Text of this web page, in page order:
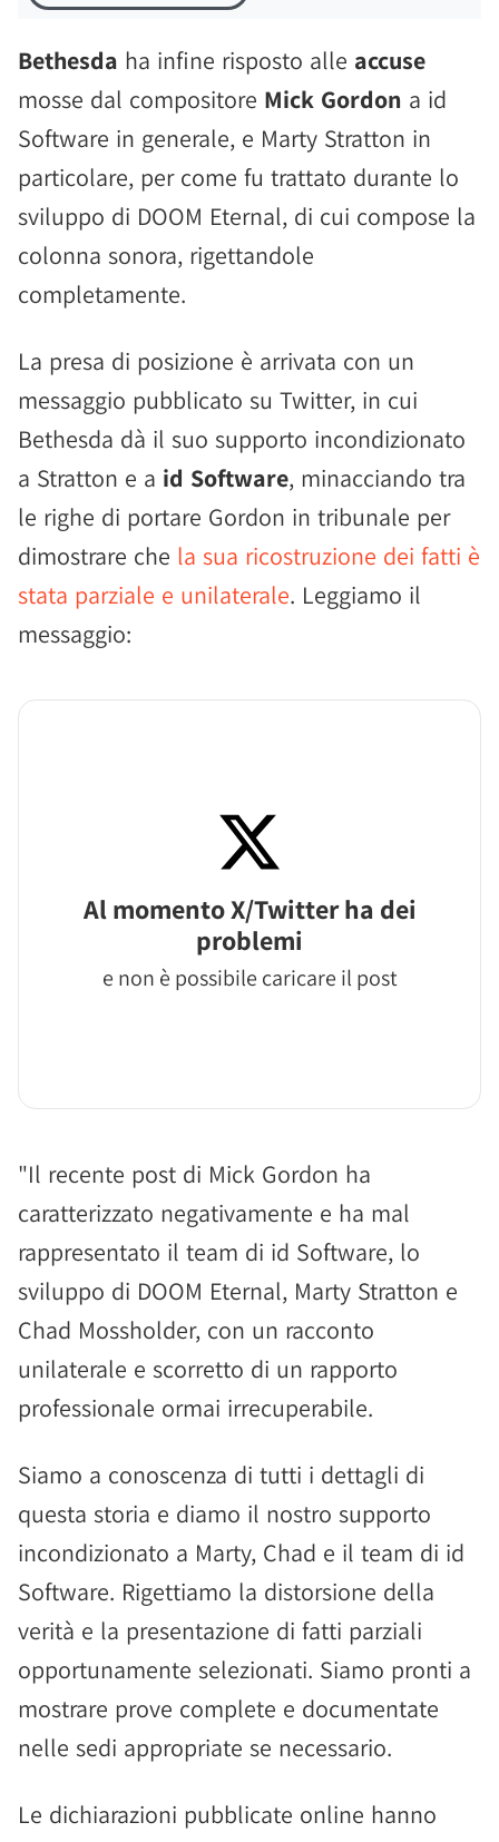
Bethesda ha infine risposto alle accuse
mosse dal compositore Mick Gordon a id
Software in generale, e Marty Stratton in
particolare, per come fu trattato durante lo
sviluppo di DOOM Eternal, di cui compose la
colonna sonora, rigettandole
completamente.
La presa di posizione è arrivata con un
messaggio pubblicato su Twitter, in cui
Bethesda dà il suo supporto incondizionato
a Stratton e a id Software, minacciando tra
le righe di portare Gordon in tribunale per
dimostrare che la sua ricostruzione dei fatti è
stata parziale e unilaterale. Leggiamo il
messaggio:
Al momento X/Twitter ha dei
problemi
e non è possibile caricare il post
"Il recente post di Mick Gordon ha
caratterizzato negativamente e ha mal
rappresentato il team di id Software, lo
sviluppo di DOOM Eternal, Marty Stratton e
Chad Mossholder, con un racconto
unilaterale e scorretto di un rapporto
professionale ormai irrecuperabile.
Siamo a conoscenza di tutti i dettagli di
questa storia e diamo il nostro supporto
incondizionato a Marty, Chad e il team di id
Software. Rigettiamo la distorsione della
verità e la presentazione di fatti parziali
opportunamente selezionati. Siamo pronti a
mostrare prove complete e documentate
nelle sedi appropriate se necessario.
Le dichiarazioni pubblicate online hanno